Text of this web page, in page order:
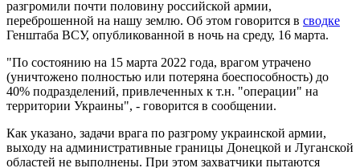
разгромили почти половину российской армии,
переброшенной на нашу землю. Об этом говорится в сводке
Генштаба ВСУ, опубликованной в ночь на среду, 16 марта.
"По состоянию на 15 марта 2022 года, врагом утрачено
(уничтожено полностью или потеряна боеспособность) до
40% подразделений, привлеченных к т.н. "операции" на
территории Украины", - говорится в сообщении.
Как указано, задачи врага по разгрому украинской армии,
выходу на административные границы Донецкой и Луганской
областей не выполнены. При этом захватчики пытаются